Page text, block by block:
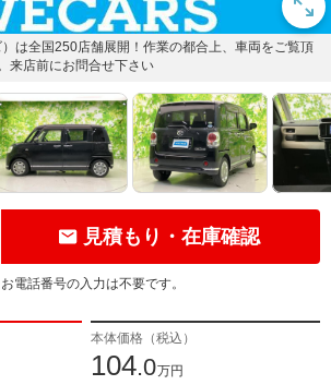
は全国250店舗展開！作業の都合上、車両をご覧頂
来店前にお問合せ下さい
見積もり・在庫確認
電話番号の入力は不要です。
本体価格（税込）
104.0万円